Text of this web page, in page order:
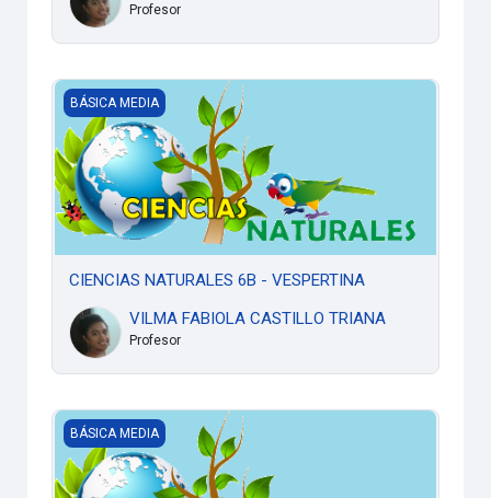
Profesor
CIENCIAS NATURALES 6B - VESPERTINA
BÁSICA MEDIA
CIENCIAS NATURALES 6B - VESPERTINA
VILMA FABIOLA CASTILLO TRIANA
Profesor
CIENCIAS NATURALES 6A - VESPERTINA
BÁSICA MEDIA